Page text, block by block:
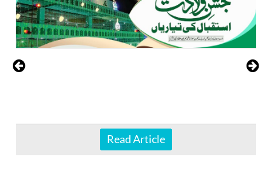
Read Article